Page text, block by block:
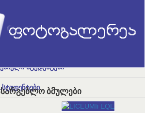
პროგრამები
სტუდენტები
ბმულები